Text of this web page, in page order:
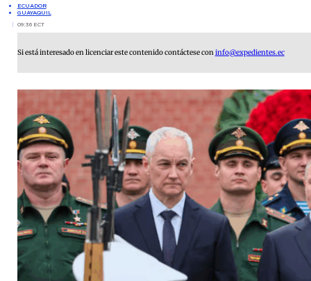
ECUADOR
GUAYAQUIL
09:36 ECT
Si está interesado en licenciar este contenido contáctese coninfo@expedientes.ec